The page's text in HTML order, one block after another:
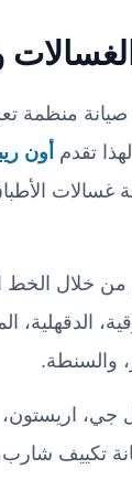
صيانة منظمة
تقدم أون
غسالات
من خلال
والسنطة.
جي،
تكييف